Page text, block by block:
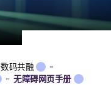
数码共融
无障碍网页手册